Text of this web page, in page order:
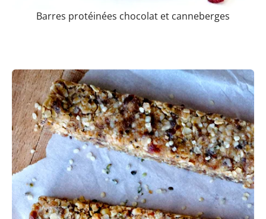
Barres protéinées chocolat et canneberges